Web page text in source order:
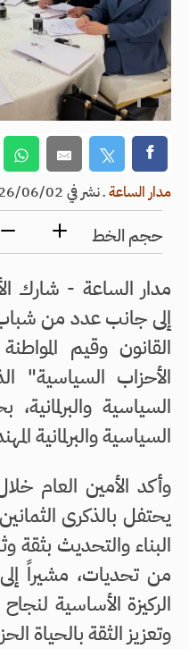
مدار الساعةـنشر في 2026/06/02 الساعة 18:53
حجم الخط
مدار الساعة - شارك
إلى جانب عدد من
القانون وقيم
الأحزاب السياسية"
السياسية
السياسية والبرلمانية
وأكد الأمين العام
يحتفل بالذكرى
البناء والتحديث بثقة
من تحديات، مشيراً
الركيزة الأساسية
وتعزيز الثقة بالحياة